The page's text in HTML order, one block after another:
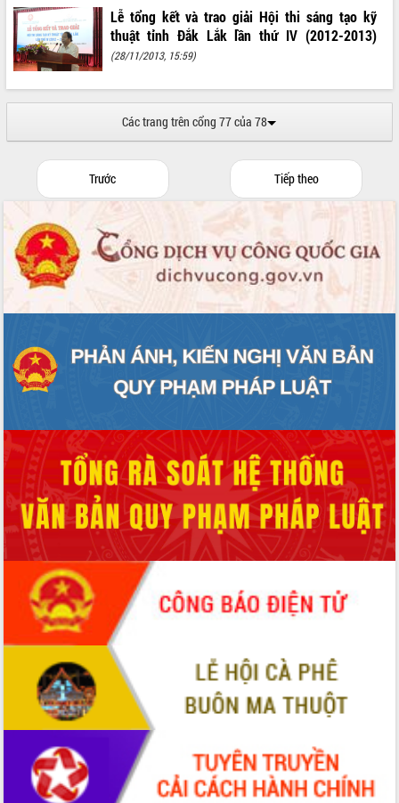
ứng để giữ vững thị trường xuất khẩu
Diễn đàn Kinh tế tư nhân Việt Nam đột
phá cơ chế - Hợp tác công tư
Đề án 06 tạo bước ngoặt đột phá trong
cải cách hành chính tỉnh Đắk Lắk
để phát triển du lịch Đắk Lắk
tầng kỹ thuật Cụm công nghiệp Tân
Gặp mặt các cơ quan báo chí nhân Kỷ
niệm 101 năm Ngày Báo chí Cách
mạng Việt Nam
Đắk Lắk sơ kết 4 năm triển khai thực
hiện Đề án 06 của Chính phủ
Lắk
Khơi thông điểm nghẽn, đẩy nhanh
giải ngân vốn khắc phục thiên tai
Hội thảo góp ý hồ sơ điều chỉnh quy
hoạch tỉnh Đắk Lắk thời kỳ 2021-2030,
tầm nhìn đến năm 2050
Nâng cao hiệu quả hoạt động của các
doanh nghiệp nhà nước
Hội nghị triển khai kết nối mạng
truyền số liệu chuyên dùng phục vụ cơ
quan Đảng, Nhà nước
Lễ phát động chuỗi hoạt động chung
tay làm sạch môi trường
Xã Ea Kar bước chuyển mình trong
công tác cải cách hành chính mô hình
UBND tỉnh họp báo định kỳ tháng 4
năm 2026
Hội thảo khoa học “Giải pháp thúc đẩy
phát triển nền kinh tế xanh tại tỉnh
Đắk Lắk”
Tăng cường giám sát, đôn đốc thực
Lễ tổng kết và trao giải Hội thi sáng tạo kỹ
thuật tỉnh Đắk Lắk lần thứ IV (2012-2013)
(28/11/2013, 15:59)
Các trang trên cổng 77 của 78
Trước Tiếp theo